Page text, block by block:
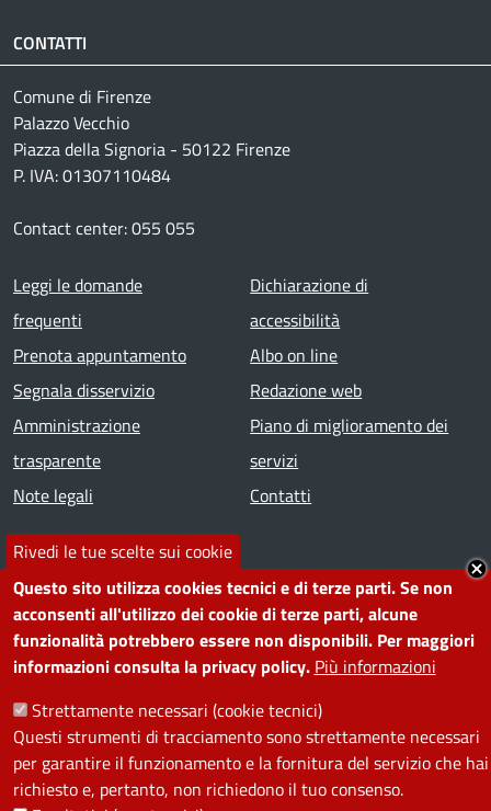
Rivedi le tue scelte sui cookie
Questo sito utilizza cookies tecnici e di terze parti. Se non
acconsenti all'utilizzo dei cookie di terze parti, alcune
funzionalità potrebbero essere non disponibili. Per maggiori
informazioni consulta la privacy policy. Più informazioni
Strettamente necessari (cookie tecnici)
Questi strumenti di tracciamento sono strettamente necessari
per garantire il funzionamento e la fornitura del servizio che hai
richiesto e, pertanto, non richiedono il tuo consenso.
CONTATTI
Comune di Firenze
Palazzo Vecchio
Piazza della Signoria - 50122 Firenze
P. IVA: 01307110484
Contact center: 055 055
Footer menu
Leggi le domande
frequenti
Prenota appuntamento
Segnala disservizio
Amministrazione
trasparente
Note legali
Dichiarazione di
accessibilità
Albo on line
Redazione web
Piano di miglioramento dei
servizi
Contatti
SEGUICI SU
Facebook
Instagram
YouTube
Telegram
WhatsApp
TwitterLinkedin
PRIVACY
Useful links section
La Privacy nel Comune
PRIVACY